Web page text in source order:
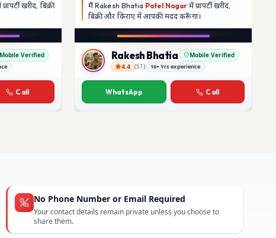
खरीद, बिक्री
Mobile Verified
Call
मैंRakesh Bhatia Patel Nagarमें प्रापर्टी खरीद,
बिक्री और किराए में आपकी मददकरूँगा।
Rakesh Bhatia
Rakesh Bhatia Mobile Verified
4.4 (51) 16+ Yrs experience
WhatsApp Call
No Phone Number or Email Required
Your contact details remain private unless you choose to
share them.